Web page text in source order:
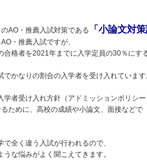
AO・推薦入試対策である 「小論文対
・推薦入試ですが、
合格者を2021年までに入学定員の30％にす
でかなりの割合の入学者を受け入れていま
学者受け入れ方針（アドミッションポリシ
ために、高校の成績や小論文、面接など
全く違う入試が行われるので、
な悩みがよく聞こえてきます。